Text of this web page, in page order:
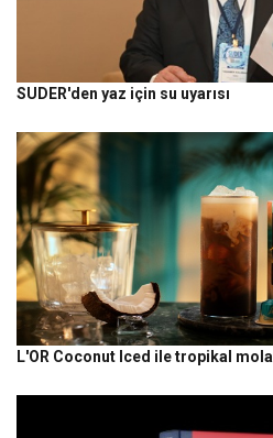
SUDER'den yaz için su uyarısı
L'OR Coconut Iced ile tropikal mola